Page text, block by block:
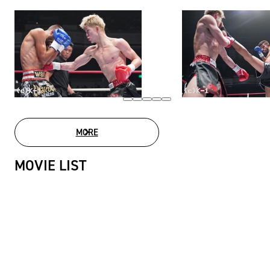
MOREPHOTO GALLERY
MOVIE LIST